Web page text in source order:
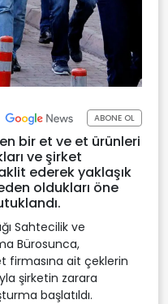
ABONE OL
bir et ve et ürünleri
ve şirket
ederek yaklaşık
oldukları öne
Sahtecilik ve
Bürosunca,
firmasına ait çeklerin
şirketin zarara
başlatıldı.